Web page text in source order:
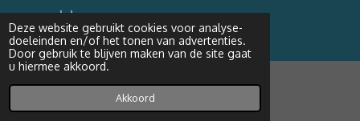
Deze website gebruikt cookies voor analyse-
doeleinden en/of het tonen van advertenties.
Door gebruik te blijven maken van de site gaat
u hiermee akkoord.
Akkoord
wereld
Powered byJouwWeb